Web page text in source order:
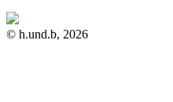
© h.und.b, 2026